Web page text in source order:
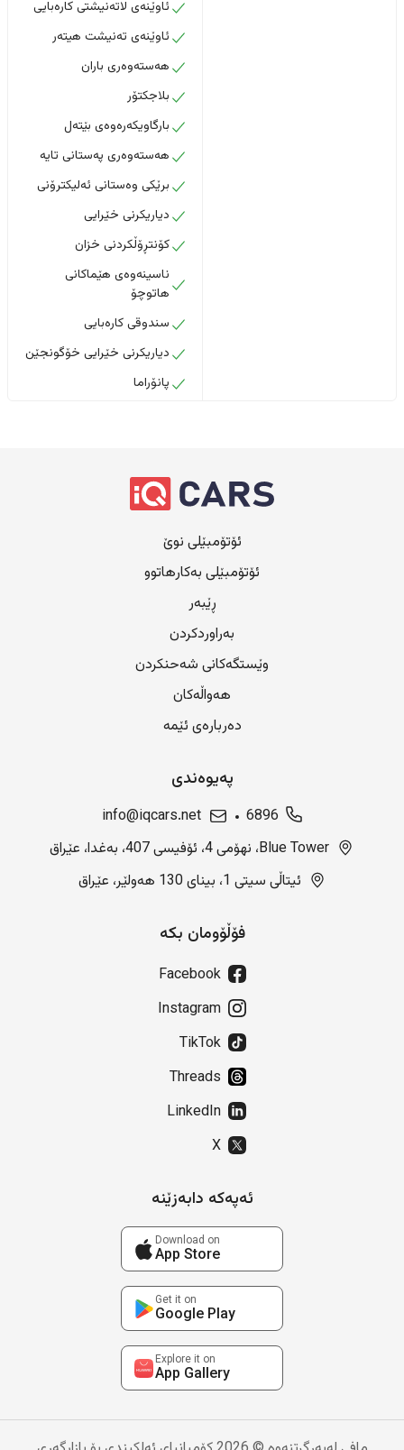
ئاوێنەی لاتەنیشتی کارەبایی
ئاوێنەی تەنیشت هیتەر
هەستەوەری باران
بلاجکتۆر
بارگاویکەرەوەی بێتەل
هەستەوەری پەستانی تایە
برێکی وەستانی ئەلیکترۆنی
دیاریکرنی خێرایی
کۆنتڕۆڵکردنی خزان
ناسینەوەی هێماکانی
هاتوچۆ
سندوقی کارەبایی
دیاریکرنی خێرایی خۆگونجێن
پانۆراما
ئۆتۆمبێلی نوێ
ئۆتۆمبێلی بەکارهاتوو
ڕێبەر
بەراوردکردن
وێستگەکانی شەحنکردن
هەواڵەکان
دەربارەی ئێمە
پەیوەندی
6896
info@iqcars.net
Blue Tower، نهۆمی 4، ئۆفیسی 407، بەغدا، عێراق
ئیتاڵی سیتی 1، بینای 130 هەولێر، عێراق
فۆڵۆومان بکە
Facebook
Instagram
TikTok
Threads
LinkedIn
X
ئەپەکە دابەزێنە
Download on
App Store
Get it on
Google Play
Explore it on
App Gallery